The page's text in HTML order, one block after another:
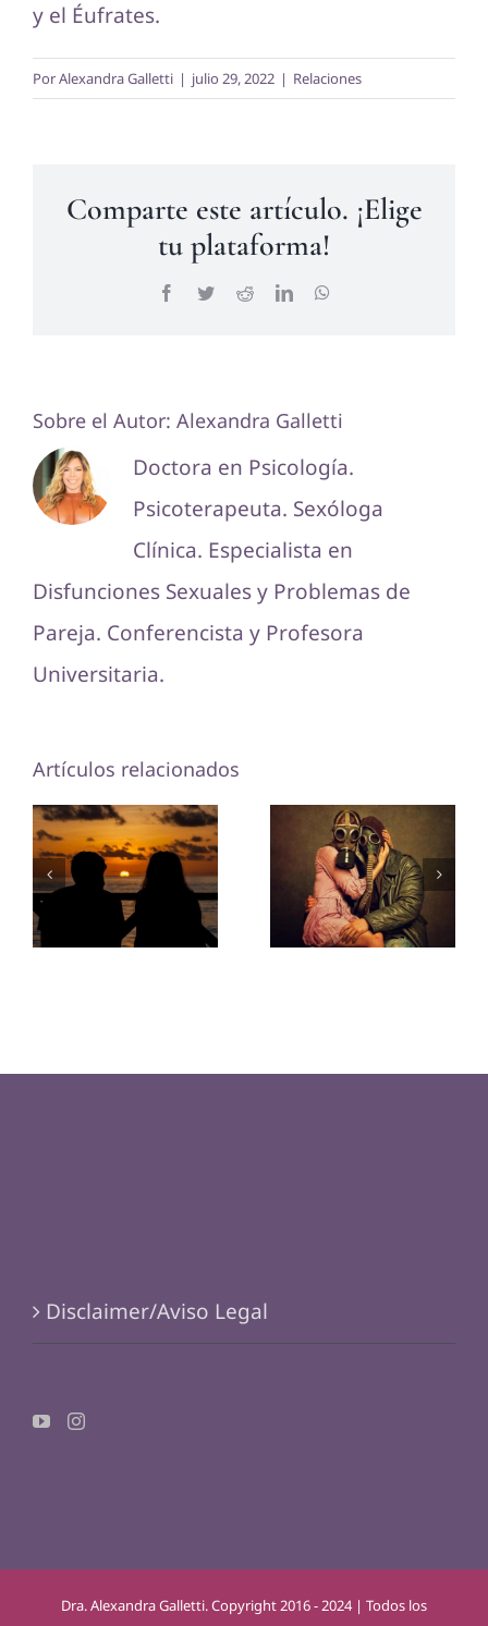
y el Éufrates.
PorAlexandra Galletti | julio 29, 2022 | Relaciones
Comparte este artículo. ¡Elige
tu plataforma!
Facebook
TwitterRedditLinkedIn
Sobre el Autor: Alexandra Galletti
Doctora en Psicología.
Psicoterapeuta. Sexóloga
Clínica. Especialista en
Disfunciones Sexuales y Problemas de
Pareja. Conferencista y Profesora
Universitaria.
Artículos relacionados
7 claves
para salir al
ruedo
después de
una ruptura
que
identifican
una
relación
Disclaimer/Aviso Legal
Dra. Alexandra Galletti. Copyright 2016 - 2024 | Todos los